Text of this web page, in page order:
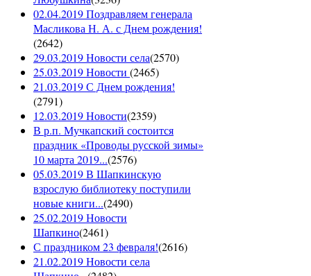
02.04.2019 Поздравляем генерала
Масликова Н. А. с Днем рождения!
(2642)
29.03.2019 Новости села(2570)
25.03.2019 Новости (2465)
21.03.2019 С Днем рождения!
(2791)
12.03.2019 Новости(2359)
В р.п. Мучкапский состоится
праздник «Проводы русской зимы»
10 марта 2019...(2576)
05.03.2019 В Шапкинскую
взрослую библиотеку поступили
новые книги...(2490)
25.02.2019 Новости
Шапкино(2461)
С праздником 23 февраля!(2616)
21.02.2019 Новости села